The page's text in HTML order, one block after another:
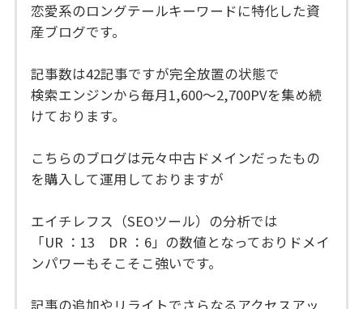
恋愛系のロングテールキーワードに特化した資
産ブログです。
記事数は42記事ですが完全放置の状態で
検索エンジンから毎月1,600～2,700PVを集め続
けております。
こちらのブログは元々中古ドメインだったもの
を購入して運用しておりますが
エイチレフス（SEOツール）の分析では
「UR ：13 DR ：6」の数値となっておりドメイ
ンパワーもそこそこ強いです。